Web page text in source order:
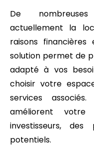
De
actuellement la
raisons
solution permet de
adapté à vos
choisir votre
services
améliorent
investisseurs,
potentiels.